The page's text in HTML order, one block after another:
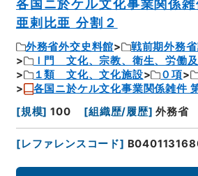
各国ニ於ケル文化事業関係雑
亜剌比亜 分割２
外務省外交史料館
戦前期外務
Ｉ門 文化、宗教、衛生、労働
１類 文化、文化施設
０項
各国ニ於ケル文化事業関係雑件
[規模] 100 [組織歴/履歴] 外務省
[レファレンスコード]